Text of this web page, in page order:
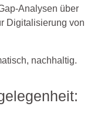
Analysen über
Digitalisierung von
nachhaltig.